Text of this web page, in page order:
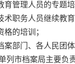
管理人员的专题培
职务人员继续教育
的培训；
部门、各人民团
列市档案局主要负